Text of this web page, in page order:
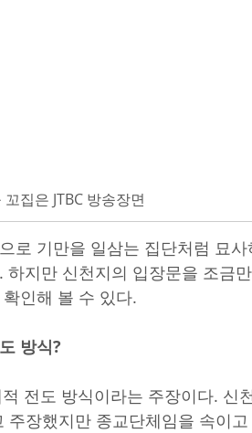
집은 JTBC 방송장면
로 기만을 일삼는 집단처럼 묘
하지만 신천지의 입장문을 조금
인해 볼 수 있다.
방식?
전도 방식이라는 주장이다. 신
주장했지만 종교단체임을 속이